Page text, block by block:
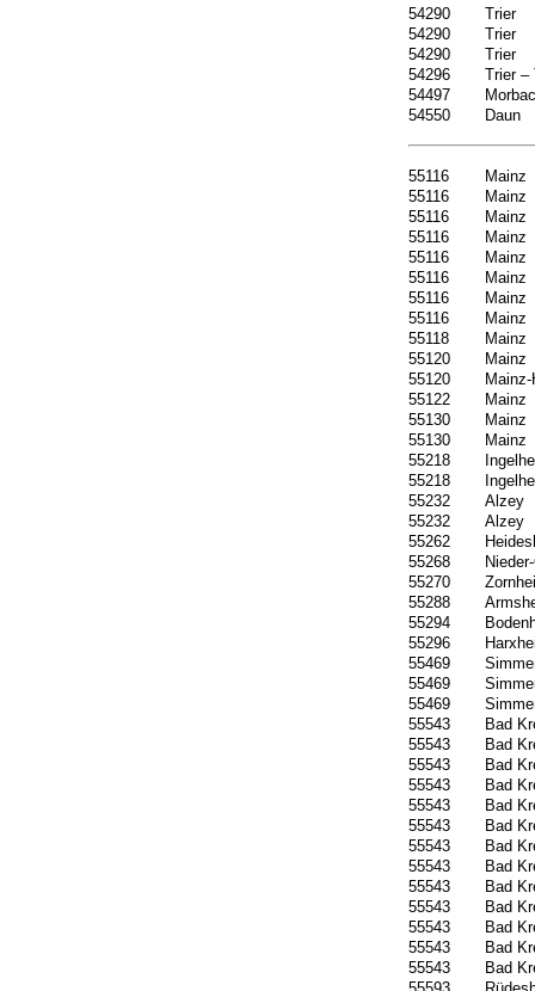
54290
Trier
54290
Trier
54290
Trier
54296
Trier –
54497
54550
Daun
55116
Mainz
55116
Mainz
55116
Mainz
55116
Mainz
55116
Mainz
55116
Mainz
55116
Mainz
55116
Mainz
55118
Mainz
55120
Mainz
55120
55122
Mainz
55130
Mainz
55130
Mainz
55218
55218
55232
Alzey
55232
Alzey
55262
55268
55270
55288
55294
55296
55469
55469
55469
55543
Bad
55543
Bad
55543
Bad
55543
Bad
55543
Bad
55543
Bad
55543
Bad
55543
Bad
55543
Bad
55543
Bad
55543
Bad
55543
Bad
55543
Bad